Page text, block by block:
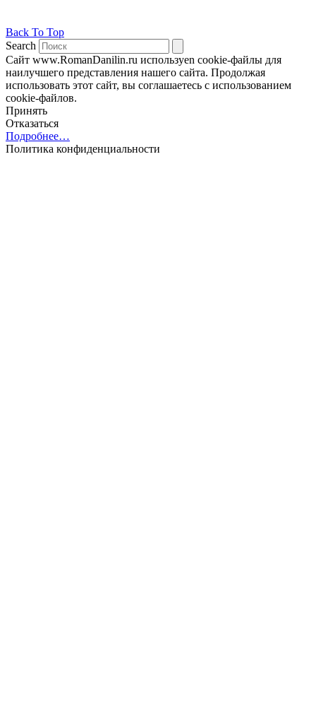
Back To Top
Search
Сайт www.RomanDanilin.ru используеn cookie-файлы для
наилучшего представления нашего сайта. Продолжая
использовать этот сайт, вы соглашаетесь с использованием
cookie-файлов.
Принять
Отказаться
Подробнее…
Политика конфиденциальности